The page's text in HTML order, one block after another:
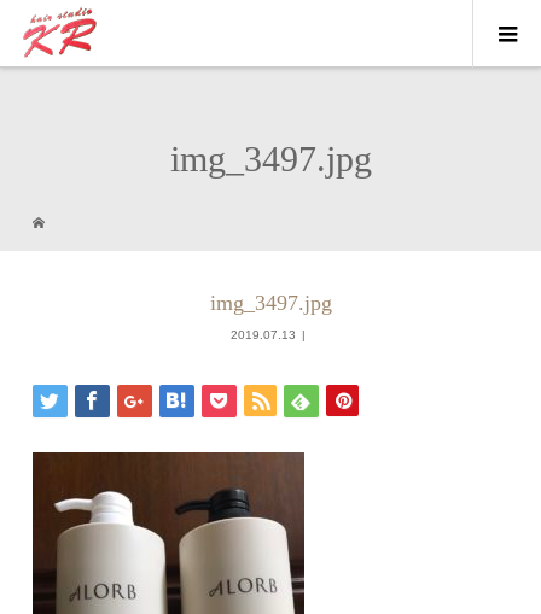
img_3497.jpg
img_3497.jpg
2019.07.13